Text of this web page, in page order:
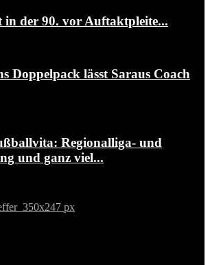
in der 90. vor Auftaktpleite...
Doppelpack lässt Saraus Coach
Regionalliga- und
und ganz viel...